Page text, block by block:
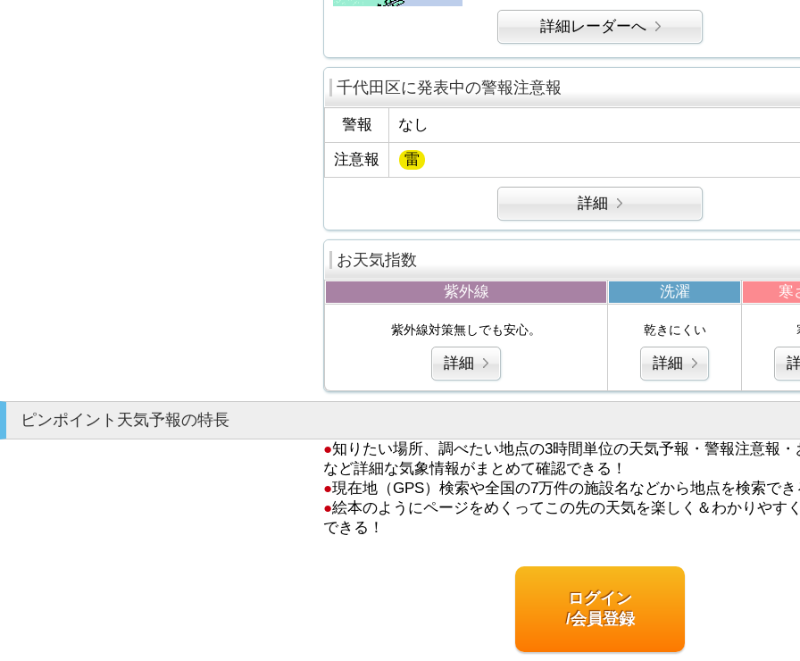
詳細レーダーへ
千代田区に発表中の警報注意報
警報 なし
注意報 雷
詳細
お天気指数
紫外線 洗濯 寒
紫外線対策無しでも安心。
詳細
乾きにくい
詳細
ピンポイント天気予報の特長
●知りたい場所、調べたい地点の3時間単位の天気予報・警報注意報・
など詳細な気象情報がまとめて確認できる！
●現在地（GPS）検索や全国の7万件の施設名などから地点を検索でき
●絵本のようにページをめくってこの先の天気を楽しく＆わかりやす
できる！
ログイン
/会員登録